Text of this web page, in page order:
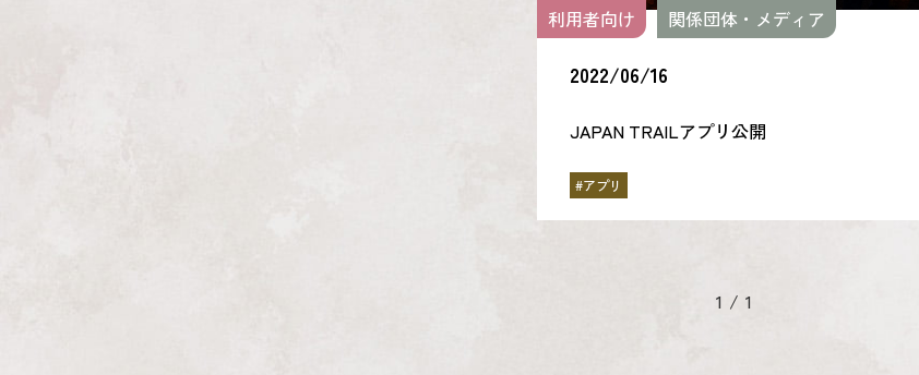
利用者向け 関係団体・メディア
2022/06/16
JAPAN TRAILアプリ公開
#アプリ
1 / 1